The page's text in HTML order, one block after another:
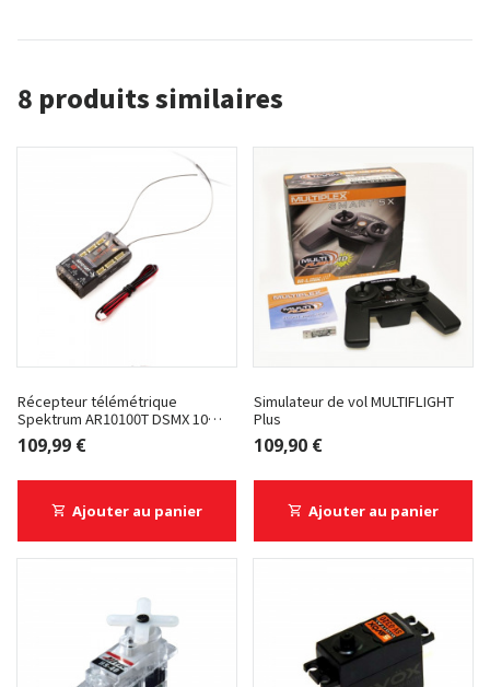
8 produits similaires
Récepteur télémétrique
Spektrum AR10100T DSMX 10
Voies
109,99 €
Ajouter au panier
Simulateur de vol MULTIFLIGHT
Plus
109,90 €
Ajouter au panier